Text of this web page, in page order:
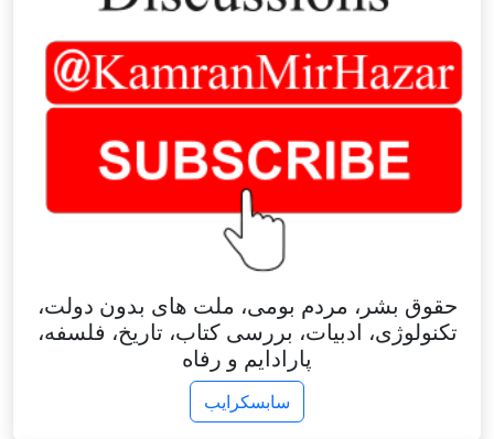
حقوق بشر، مردم بومی، ملت های بدون دولت،
تکنولوژی، ادبیات، بررسی کتاب، تاریخ، فلسفه،
پارادایم و رفاه
سابسکرایب